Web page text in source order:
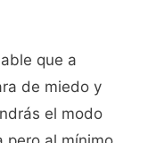
que a
de miedo y
el modo